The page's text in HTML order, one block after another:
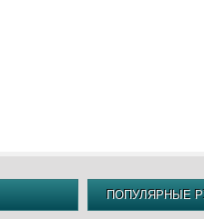
ПОПУЛЯРНЫЕ